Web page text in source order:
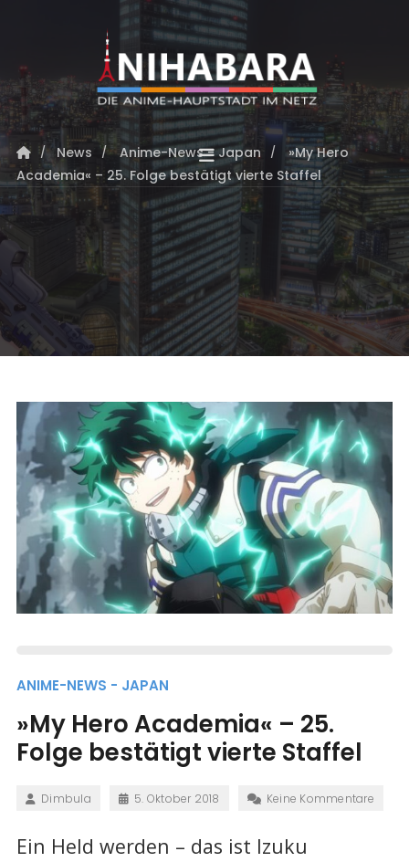
News Anime-News - Japan
»My Hero
Academia« – 25. Folge bestätigt vierte Staffel
ANIME-NEWS - JAPAN
»My Hero Academia« – 25.
Folge bestätigt vierte Staffel
Dimbula 5. Oktober 2018 Keine Kommentare
Ein Held werden – das ist Izuku